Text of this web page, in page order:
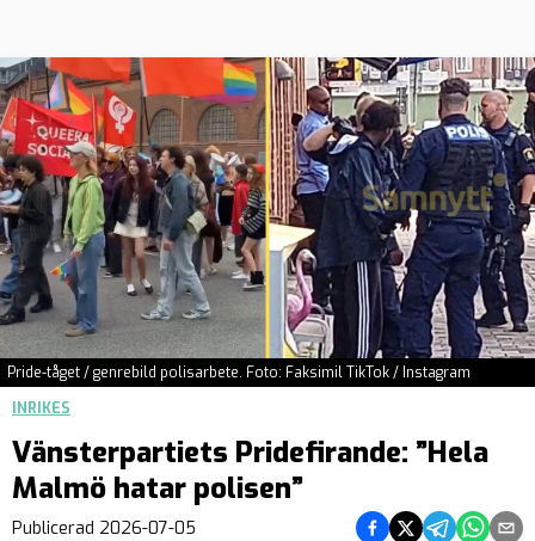
Pride-tåget / genrebild polisarbete. Foto: Faksimil TikTok / Instagram
INRIKES
Vänsterpartiets Pridefirande: ”Hela
Malmö hatar polisen”
Publicerad 2026-07-05 Dela på Facebook
Dela på Twitter
Dela på
Dela